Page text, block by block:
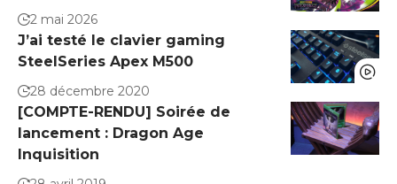
2 mai 2026
J’ai testé le clavier gaming
SteelSeries Apex M500
28 décembre 2020
[COMPTE-RENDU] Soirée de
lancement : Dragon Age
Inquisition